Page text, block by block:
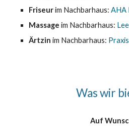
Friseur im Nachbarhaus: AHA
Massage im Nachbarhaus:
Ärtzin im Nachbarhaus:
Was wir
Auf